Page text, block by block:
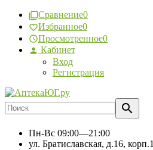
Сравнение0
Избранное0
Просмотренное0
Кабинет
Вход
Регистрация
Пн-Вс 09:00—21:00
ул. Братиславская, д.16, корп.1